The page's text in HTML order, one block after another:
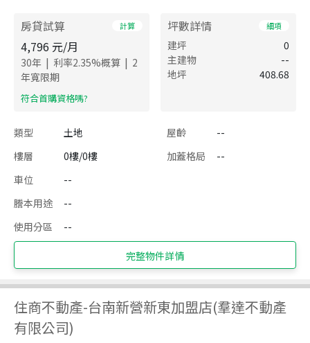
房貸試算 計算
4,796 元/月
30年 | 利率2.35%概算 | 2
年寬限期
​符合首購資格嗎?
坪數詳情 細項
建坪
0
主建物
--
地坪
408.68
類型 土地 屋齡
--
樓層
0樓/0樓 加蓋格局
--
車位
--
謄本用途
--
使用分區
--
完整物件詳情
住商不動產-台南新營新東加盟店(羣達不動產
有限公司)